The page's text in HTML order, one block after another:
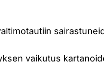
vaikutus